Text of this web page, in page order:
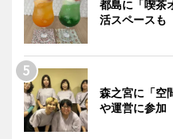
都島に「喫茶
活スペースも
森之宮に「空
や運営に参加